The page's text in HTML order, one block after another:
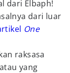
dari Elbaph!
dari luar
One
raksasa
yang